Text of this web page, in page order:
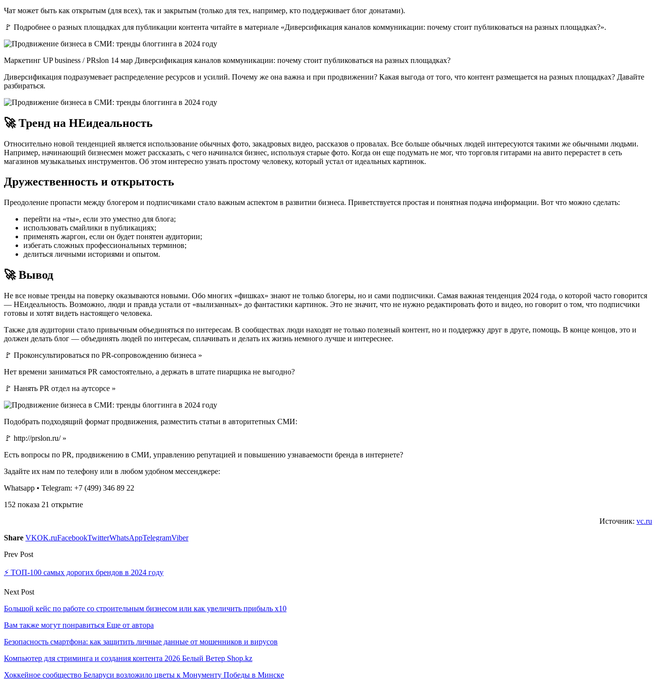
Чат может быть как открытым (для всех), так и закрытым (только для тех, например, кто поддерживает блог донатами).
🚩 Подробнее о разных площадках для публикации контента читайте в материале «Диверсификация каналов коммуникации: почему стоит публиковаться на разных площадках?».
Маркетинг UP business / PRslon 14 мар Диверсификация каналов коммуникации: почему стоит публиковаться на разных площадках?
Диверсификация подразумевает распределение ресурсов и усилий. Почему же она важна и при продвижении? Какая выгода от того, что контент размещается на разных площадках? Давайте
разбираться.
🚀 Тренд на НЕидеальность
Относительно новой тенденцией является использование обычных фото, закадровых видео, рассказов о провалах. Все больше обычных людей интересуются такими же обычными людьми.
Например, начинающий бизнесмен может рассказать, с чего начинался бизнес, используя старые фото. Когда он еще подумать не мог, что торговля гитарами на авито перерастет в сеть
магазинов музыкальных инструментов. Об этом интересно узнать простому человеку, который устал от идеальных картинок.
Дружественность и открытость
Преодоление пропасти между блогером и подписчиками стало важным аспектом в развитии бизнеса. Приветствуется простая и понятная подача информации. Вот что можно сделать:
перейти на «ты», если это уместно для блога;
использовать смайлики в публикациях;
применять жаргон, если он будет понятен аудитории;
избегать сложных профессиональных терминов;
делиться личными историями и опытом.
🚀 Вывод
Не все новые тренды на поверку оказываются новыми. Обо многих «фишках» знают не только блогеры, но и сами подписчики. Самая важная тенденция 2024 года, о которой часто говорится
— НЕидеальность. Возможно, люди и правда устали от «вылизанных» до фантастики картинок. Это не значит, что не нужно редактировать фото и видео, но говорит о том, что подписчики
готовы и хотят видеть настоящего человека.
Также для аудитории стало привычным объединяться по интересам. В сообществах люди находят не только полезный контент, но и поддержку друг в друге, помощь. В конце концов, это и
должен делать блог — объединять людей по интересам, сплачивать и делать их жизнь немного лучше и интереснее.
🚩 Проконсультироваться по PR-сопровождению бизнеса »
Нет времени заниматься PR самостоятельно, а держать в штате пиарщика не выгодно?
🚩 Нанять PR отдел на аутсорсе »
Подобрать подходящий формат продвижения, разместить статьи в авторитетных СМИ:
🚩 http://prslon.ru/ »
Есть вопросы по PR, продвижению в СМИ, управлению репутацией и повышению узнаваемости бренда в интернете?
Задайте их нам по телефону или в любом удобном мессенджере:
Whatsapp • Telegram: +7 (499) 346 89 22
152 показа 21 открытие
Источник: vc.ru
Share VKOK.ruFacebookTwitterWhatsAppTelegramViber
Prev Post
⚡️ ТОП-100 самых дорогих брендов в 2024 году
Next Post
Большой кейс по работе со строительным бизнесом или как увеличить прибыль х10
Вам также могут понравиться Еще от автора
Безопасность смартфона: как защитить личные данные от мошенников и вирусов
Компьютер для стриминга и создания контента 2026 Белый Ветер Shop.kz
Хоккейное сообщество Беларуси возложило цветы к Монументу Победы в Минске